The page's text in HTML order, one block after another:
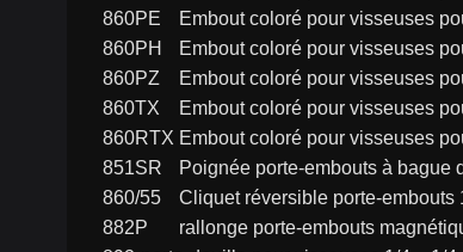
860PE	Embout coloré pour
860PH	Embout coloré pour
860PZ	Embout coloré pour
860TX	Embout coloré pour
860RTX	Embout coloré pour
851SR	Poignée porte-embouts à
860/55	Cliquet réversible porte-
882P	rallonge porte-embouts